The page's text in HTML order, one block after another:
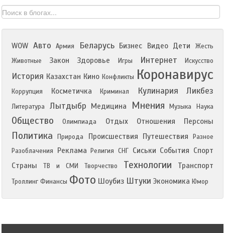
WOW Авто Армия Беларусь Бизнес Видео Дети
Жесть
Животные
Закон Здоровье Игры Интернет Искусство
История Казахстан Кино Конфликты Коронавирус
Коррупция Косметичка Криминал Кулинария Ликбез
Литература Лытдыбр Медицина Мнения Музыка Наука
Общество Олимпиада Отдых Отношения Персоны
Политика Природа Происшествия Путешествия
Разное
Разоблачения
Реклама Религия СНГ Сиськи События Спорт
Страны
ТВ и СМИ Творчество Технологии Транспорт
Троллинг Финансы Фото Шоубиз Штуки Экономика Юмор